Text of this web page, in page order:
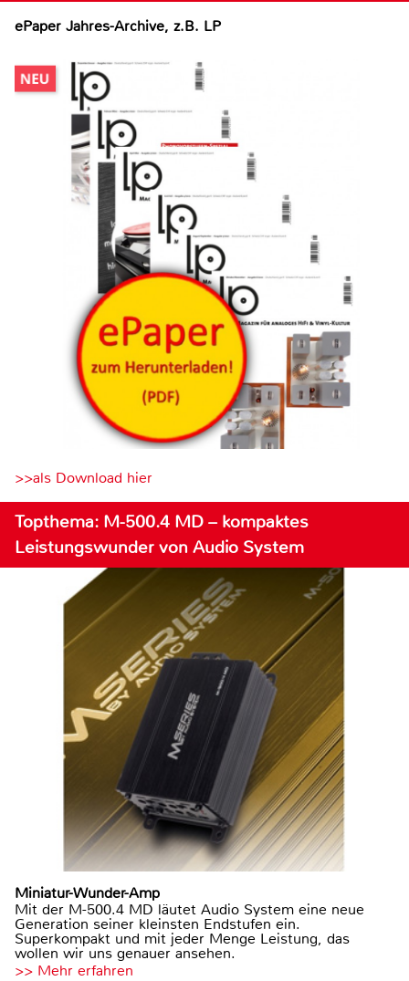
ePaper Jahres-Archive, z.B. LP
>>als Download hier
Topthema: M-500.4 MD – kompaktes
Leistungswunder von Audio System
Miniatur-Wunder-Amp
Mit der M-500.4 MD läutet Audio System eine neue
Generation seiner kleinsten Endstufen ein.
Superkompakt und mit jeder Menge Leistung, das
wollen wir uns genauer ansehen.
>> Mehr erfahren